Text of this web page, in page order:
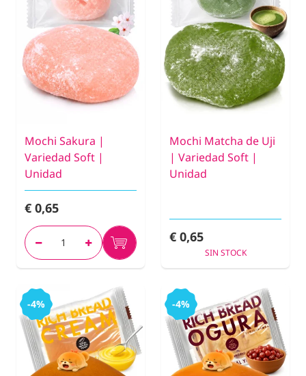
Mochi Sakura |
Variedad Soft |
Unidad
€ 0,65
Mochi Matcha de Uji
| Variedad Soft |
Unidad
€ 0,65
SIN STOCK
-4% -4%